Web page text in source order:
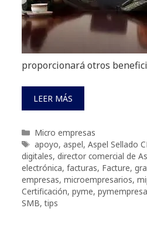
proporcionará otros
LEER MÁS
Categorías
Micro empresas
Etiquetas
apoyo, aspel, Aspel Sellado
digitales, director comercial de
electrónica, facturas, Facture,
empresas, microempresarios,
Certificación, pyme,
SMB,tips